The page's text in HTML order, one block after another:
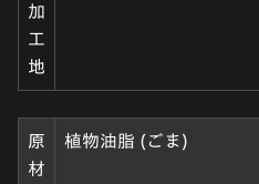
加
工
地
原
材
植物油脂 (ごま)